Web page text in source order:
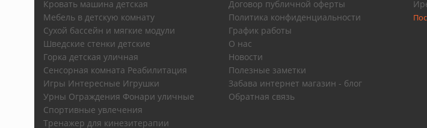
Кровать машина детская
Мебель в детскую комнату
Сухой бассейн и мягкие модули
Шведские стенки детские
Горка детская уличная
Сенсорная комната Реабилитация
Игры Интересные Игрушки
Урны Ограждения Фонари уличные
Спортивные увлечения
Тренажер для кинезитерапии
Договор публичной оферты
Политика конфиденциальности
График работы
О нас
Новости
Полезные заметки
Забава интернет магазин - блог
Обратная связь